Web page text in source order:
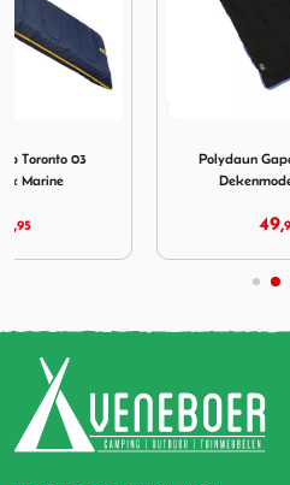
Polydaun Gapa Slaapzak